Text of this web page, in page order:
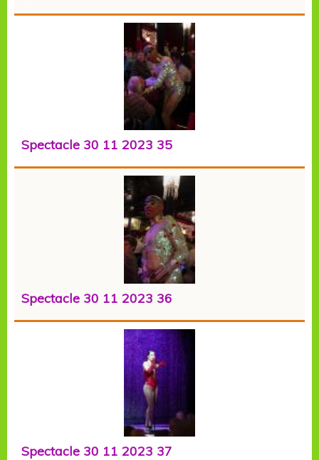
Spectacle 30 11 2023 35
Spectacle 30 11 2023 36
Spectacle 30 11 2023 37